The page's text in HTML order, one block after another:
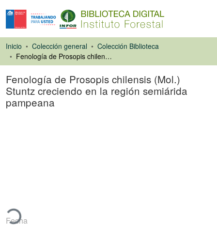
Inicio Colección general
Colección Biblioteca
Fenología de Prosopis chilensis (Mol.) Stuntz creciendo en la región semiárida pampeana
Fenología de Prosopis chilensis (Mol.)
Stuntz creciendo en la región semiárida
pampeana
Fecha